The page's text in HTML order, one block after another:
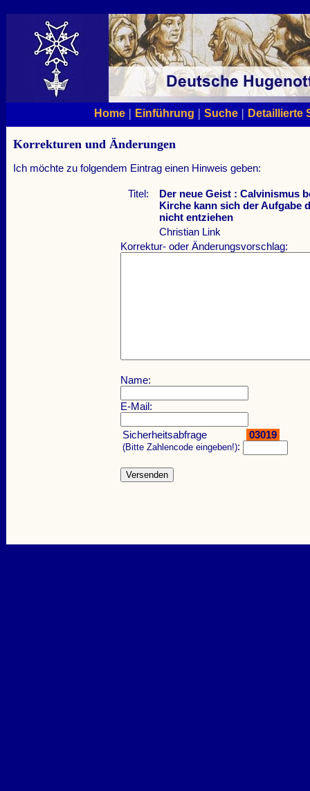
Home| Einführung | Suche| Detaillierte
Korrekturen und Änderungen
Ich möchte zu folgendem Eintrag einen Hinweis geben:
Titel:
Der neue Geist : Calvinismus
Kirche kann sich der Aufgabe
nicht entziehen
Christian Link
Korrektur- oder Änderungsvorschlag:
Name:
E-Mail:
Sicherheitsabfrage
(Bitte Zahlencode eingeben!):
03019